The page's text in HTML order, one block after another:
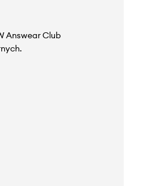
Answear Club